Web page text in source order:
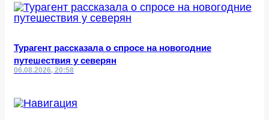
Турагент рассказала о спросе на новогодние
путешествия у северян
06.08.2026, 20:58